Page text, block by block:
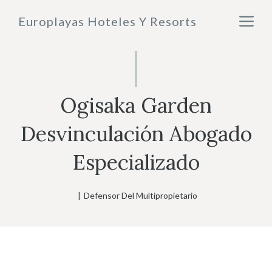
Europlayas Hoteles Y Resorts
Ogisaka Garden
Desvinculación Abogado
Especializado
| Defensor Del Multipropietario